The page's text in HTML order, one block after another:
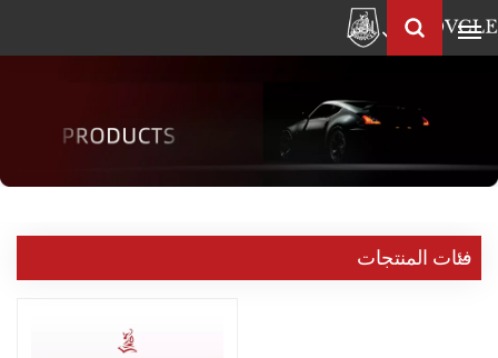
العربية
English
Pусский العربية
中
فئات المنتجات